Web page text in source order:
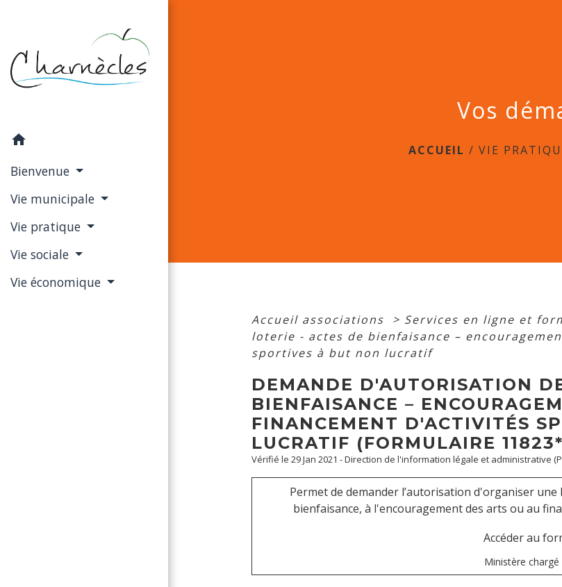
home
Bienvenue
Vie municipale
Vie pratique
Vie sociale
Vie économique
Vos
ACCUEIL /VIE
Accueil associations > Services en ligne et
loterie - actes de bienfaisance –
sportives à but non lucratif
DEMANDE D'AUTORISATION
BIENFAISANCE –
FINANCEMENT D'ACTIVITÉS
LUCRATIF (FORMULAIRE
Vérifié le 29 Jan 2021 - Direction de l'information légale et administrative
Permet de demander l’autorisation d'organiser
bienfaisance, à l'encouragement des arts ou au
Accéder au
Ministère